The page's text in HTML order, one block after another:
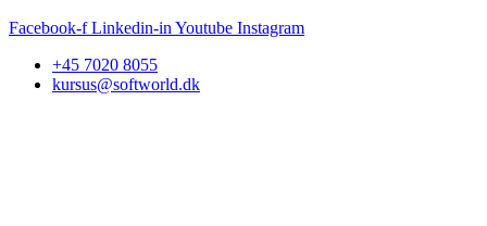
Facebook-f Linkedin-in Youtube Instagram
+45 7020 8055
kursus@softworld.dk